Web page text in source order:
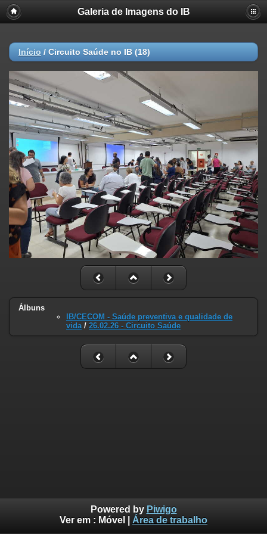
Galeria de Imagens do IB
Início / Circuito Saúde no IB (18)
Álbuns
IB/CECOM - Saúde preventiva e qualidade de
vida/ 26.02.26 - Circuito Saúde
Powered by Piwigo
Ver em : Móvel Área de trabalho